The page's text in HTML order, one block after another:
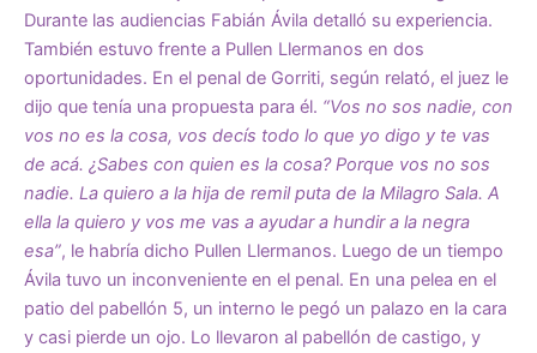
Durante las audiencias Fabián Ávila detalló su experiencia.
También estuvo frente a Pullen Llermanos en dos
oportunidades. En el penal de Gorriti, según relató, el juez le
dijo que tenía una propuesta para él. “Vos no sos nadie, con
vos no es la cosa, vos decís todo lo que yo digo y te vas
de acá. ¿Sabes con quien es la cosa? Porque vos no sos
nadie. La quiero a la hija de remil puta de la Milagro Sala. A
ella la quiero y vos me vas a ayudar a hundir a la negra
esa”, le habría dicho Pullen Llermanos. Luego de un tiempo
Ávila tuvo un inconveniente en el penal. En una pelea en el
patio del pabellón 5, un interno le pegó un palazo en la cara
y casi pierde un ojo. Lo llevaron al pabellón de castigo, y